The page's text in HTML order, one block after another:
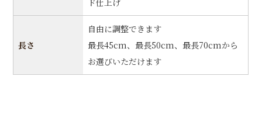
ド仕上げ
長さ
自由に調整できます
最長45cm、最長50cm、最長70cmから
お選びいただけます